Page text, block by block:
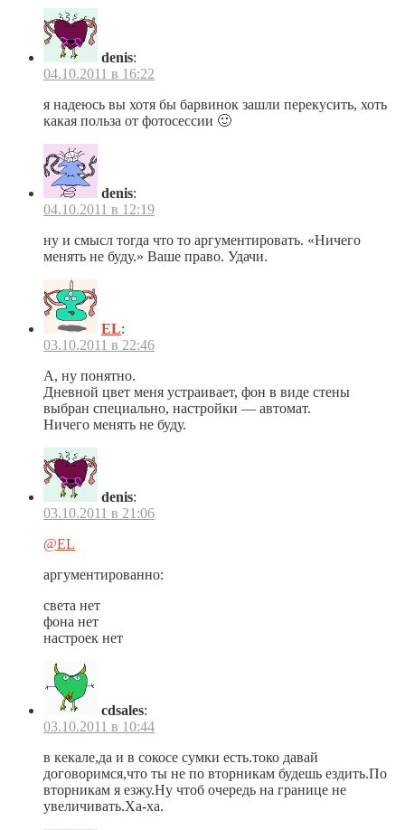
denis:
04.10.2011 в 16:22
я надеюсь вы хотя бы барвинок зашли перекусить, хоть
какая польза от фотосессии 🙂
denis:
04.10.2011 в 12:19
ну и смысл тогда что то аргументировать. «Ничего
менять не буду.» Ваше право. Удачи.
EL:
03.10.2011 в 22:46
А, ну понятно.
Дневной цвет меня устраивает, фон в виде стены
выбран специально, настройки — автомат.
Ничего менять не буду.
denis:
03.10.2011 в 21:06
@EL
аргументированно:
света нет
фона нет
настроек нет
cdsales:
03.10.2011 в 10:44
в кекале,да и в сокосе сумки есть.токо давай
договоримся,что ты не по вторникам будешь ездить.По
вторникам я езжу.Ну чтоб очередь на границе не
увеличивать.Ха-ха.